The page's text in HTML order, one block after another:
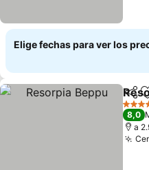
Elige fechas para ver los
4
8,0
a